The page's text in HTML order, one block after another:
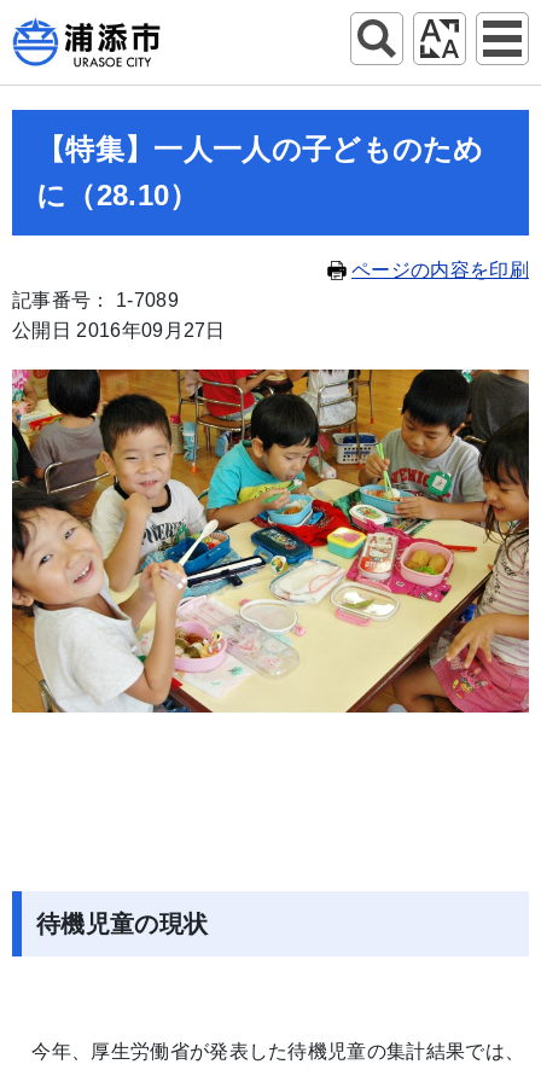
【特集】一人一人の子どものため
に（28.10）
ページの内容を印刷
記事番号： 1-7089
公開日 2016年09月27日
待機児童の現状
今年、厚生労働省が発表した待機児童の集計結果では、